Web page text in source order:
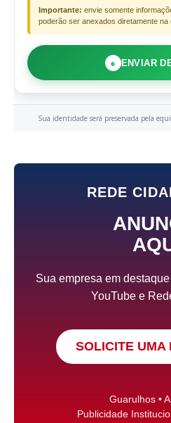
Importante: envie somente
poderão ser anexados diretamente na
● ENVIAR
Sua identidade será preservada pela
REDE
Sua empresa em
YouTube e
SOLICITE UMA
Guarulhos •
Publicidade